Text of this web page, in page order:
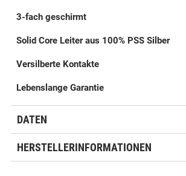
3-fach geschirmt
Solid Core Leiter aus 100% PSS Silber
Versilberte Kontakte
Lebenslange Garantie
DATEN
HERSTELLERINFORMATIONEN